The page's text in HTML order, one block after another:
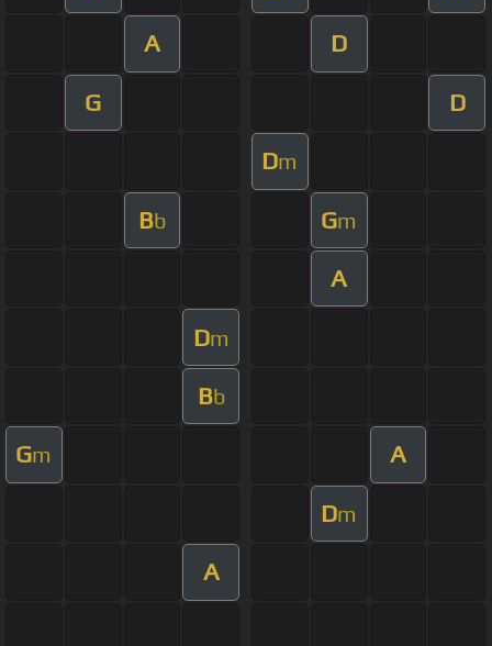
A D
G D
Dm
Bb Gm
A
Dm
Bb
Gm A
Dm
A